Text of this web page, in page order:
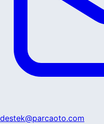
destek@parcaoto.com